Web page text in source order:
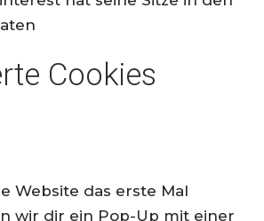
Cookies
Website das erste Mal
wir dir ein Pop-Up mit einer